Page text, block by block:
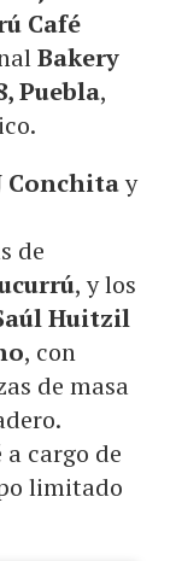
Café
Bakery
Puebla,
Conchitay
de
, y los
Huitzil
, con
de masa
cargo de
limitado